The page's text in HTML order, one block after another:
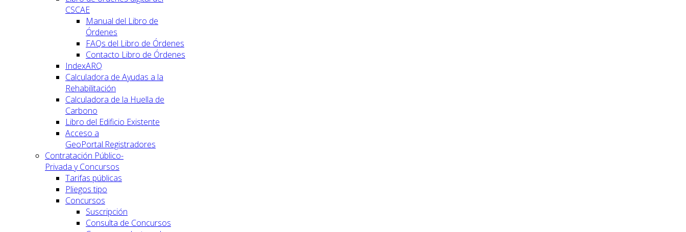
CSCAE
Manual del Libro de
Órdenes
FAQs del Libro de Órdenes
Contacto Libro de Órdenes
IndexARQ
Calculadora de Ayudas a la
Rehabilitación
Calculadora de la Huella de
Carbono
Libro del Edificio Existente
Acceso a
GeoPortal.Registradores
Contratación Público-
Privada y Concursos
Tarifas públicas
Pliegos tipo
Concursos
Suscripción
Consulta de Concursos